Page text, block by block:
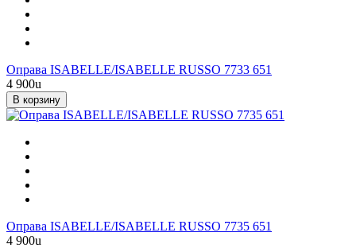
Оправа ISABELLE/ISABELLE RUSSO 7733 651
4 900u
В корзину
Оправа ISABELLE/ISABELLE RUSSO 7735 651
4 900u